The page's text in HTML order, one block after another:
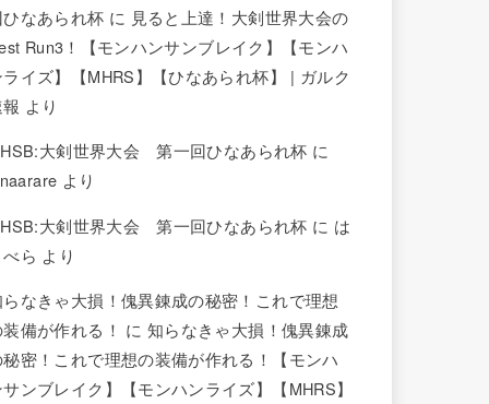
なあられ杯 に 見ると上達！大剣世界大会の
Run3！【モンハンサンブレイク】【モンハ
イズ】【MHRS】【ひなあられ杯】 | ガルク
より
大剣世界大会 第一回ひなあられ杯 に
より
大剣世界大会 第一回ひなあられ杯 に は
ら より
なきゃ大損！傀異錬成の秘密！これで理想
備が作れる！ に 知らなきゃ大損！傀異錬成
密！これで理想の装備が作れる！【モンハ
ンブレイク】【モンハンライズ】【MHRS】